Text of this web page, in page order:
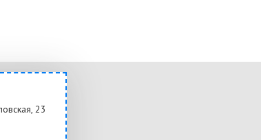
23